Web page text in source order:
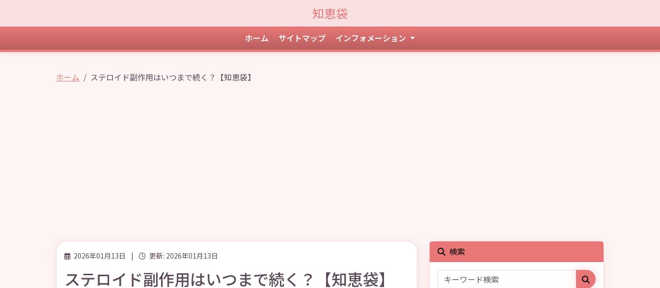
知恵袋
ホーム サイトマップ インフォメーション
ホーム ステロイド副作用はいつまで続く？【知恵袋】
2026年01月13日 | 更新: 2026年01月13日
ステロイド副作用はいつまで続く？【知恵袋】
検索